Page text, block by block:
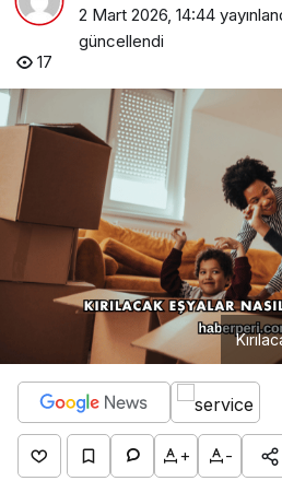
2 Mart 2026, 14:44
güncellendi
17
+ -